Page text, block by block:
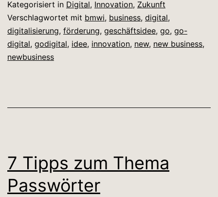
Kategorisiert in Digital, Innovation, Zukunft
Verschlagwortet mit bmwi, business, digital,
digitalisierung, förderung, geschäftsidee, go, go-
digital, godigital, idee, innovation, new, new business,
newbusiness
7 Tipps zum Thema
Passwörter